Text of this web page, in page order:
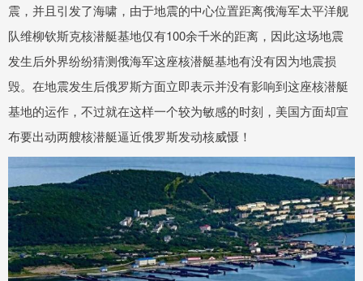
震，并且引发了海啸，由于地震的中心位置距离俄海军太平洋舰
队维柳钦斯克核潜艇基地仅有100余千米的距离，因此这场地震
发生后外界纷纷猜测俄海军这座核潜艇基地有没有因为地震损
毁。在地震发生后俄罗斯方面立即表示并没有影响到这座核潜艇
基地的运作，不过就在这样一个较为敏感的时刻，美国方面却宣
布要出动两艘核潜艇逼近俄罗斯发动核威慑！